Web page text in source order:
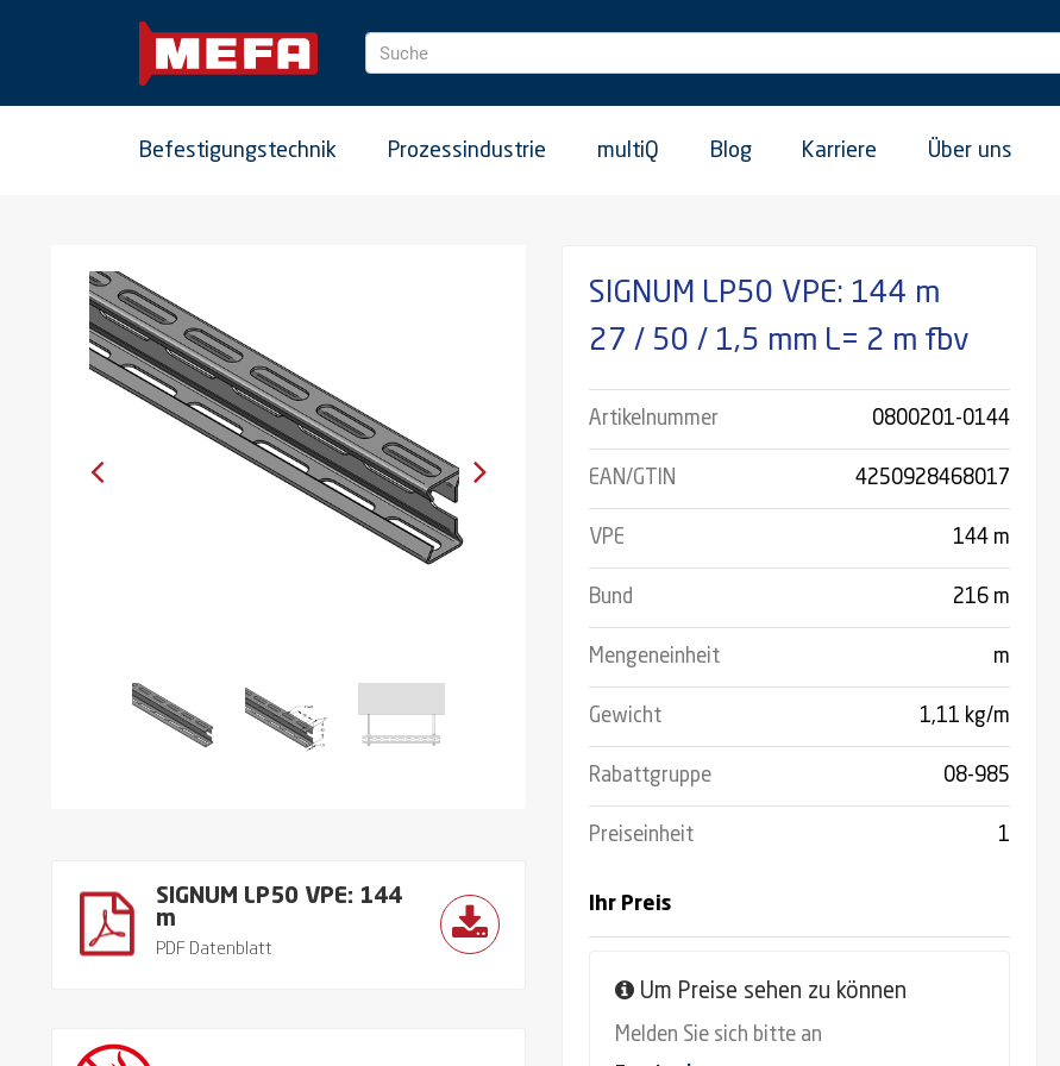
Suche
Befestigungstechnik Prozessindustrie multiQ Blog Karriere Über uns
SIGNUM LP50 VPE: 144
m
PDF Datenblatt
SIGNUM LP50 VPE: 144 m
27 / 50 / 1,5 mm L= 2 m fbv
Artikelnummer 0800201-0144
EAN/GTIN 4250928468017
VPE 144 m
Bund 216 m
Mengeneinheit m
Gewicht 1,11 kg/m
Rabattgruppe 08-985
Preiseinheit 1
Ihr Preis
Um Preise sehen zu können
Melden Sie sich bitte an